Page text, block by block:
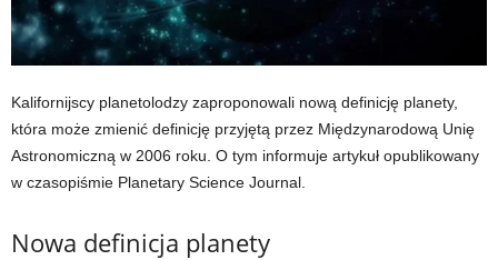
Kalifornijscy planetolodzy zaproponowali nową definicję planety,
która może zmienić definicję przyjętą przez Międzynarodową Unię
Astronomiczną w 2006 roku. O tym informuje artykuł opublikowany
w czasopiśmie Planetary Science Journal.
Nowa definicja planety